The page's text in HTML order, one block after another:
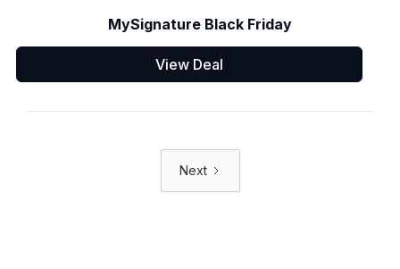
MySignature Black Friday
View Deal
Next